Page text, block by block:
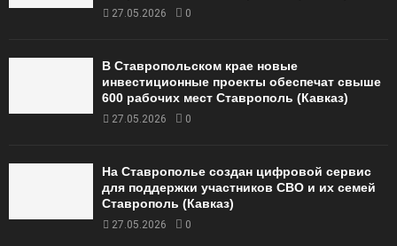
27.05.2026 0
В Ставропольском крае новые
инвестиционные проекты обеспечат свыше
600 рабочих мест Ставрополь (Кавказ)
27.05.2026 0
На Ставрополье создан цифровой сервис
для поддержки участников СВО и их семей
Ставрополь (Кавказ)
27.05.2026 0